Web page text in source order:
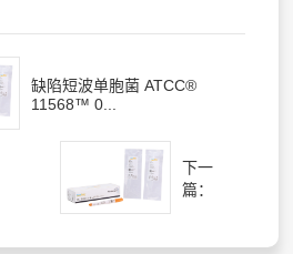
缺陷短波单胞菌 ATCC®
11568™ 0...
下一
篇：